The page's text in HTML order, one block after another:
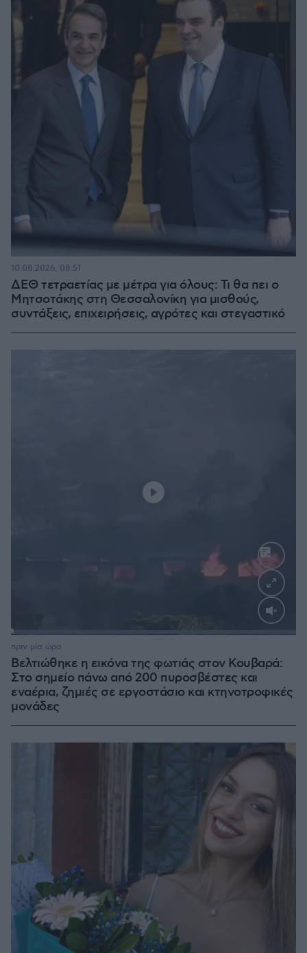
ΔΕΘ τετραετίας με μέτρα για όλους: Τι θα πει ο
Μητσοτάκης στη Θεσσαλονίκη για μισθούς,
συντάξεις, επιχειρήσεις, αγρότες και στεγαστικό
10.08.2026, 08:51
Loaded
Βελτιώθηκε η εικόνα της φωτιάς στον Κουβαρά:
Στο σημείο πάνω από 200 πυροσβέστες και
εναέρια, ζημιές σε εργοστάσιο και κτηνοτροφικές
μονάδες
πριν μία ώρα